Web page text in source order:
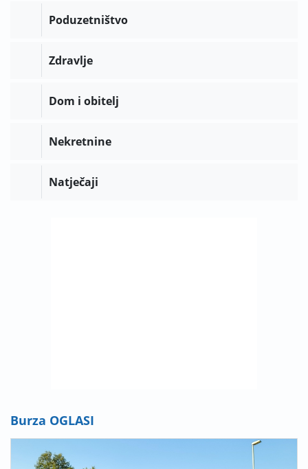
Poduzetništvo
Zdravlje
Dom i obitelj
Nekretnine
Natječaji
Burza OGLASI